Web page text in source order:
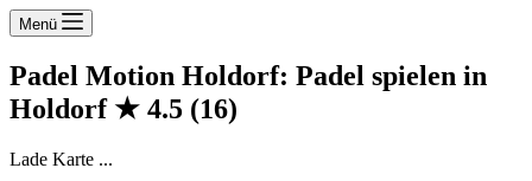
Menü
Padel Motion Holdorf: Padel spielen in
Holdorf ★ 4.5 (16)
Lade Karte ...